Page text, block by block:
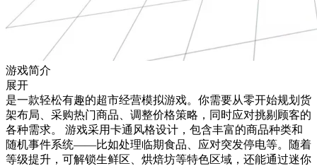
游戏简介
展开
是一款轻松有趣的超市经营模拟游戏。你需要从零开始规划货
架布局、采购热门商品、调整价格策略，同时应对挑剔顾客的
各种需求。 游戏采用卡通风格设计，包含丰富的商品种类和
随机事件系统——比如处理临期食品、应对突发停电等。随着
等级提升，可解锁生鲜区、烘焙坊等特色区域，还能通过迷你